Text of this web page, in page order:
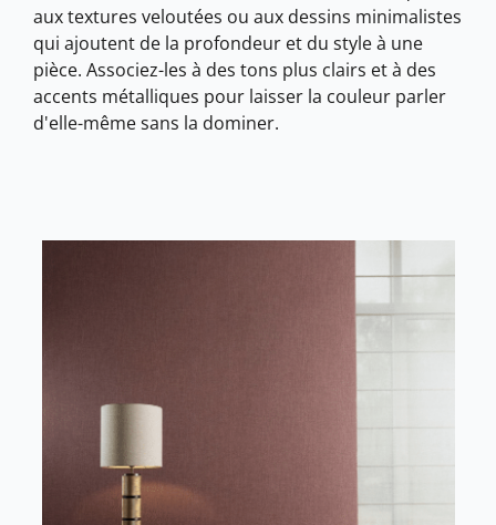
aux textures veloutées ou aux dessins minimalistes
qui ajoutent de la profondeur et du style à une
pièce. Associez-les à des tons plus clairs et à des
accents métalliques pour laisser la couleur parler
d'elle-même sans la dominer.